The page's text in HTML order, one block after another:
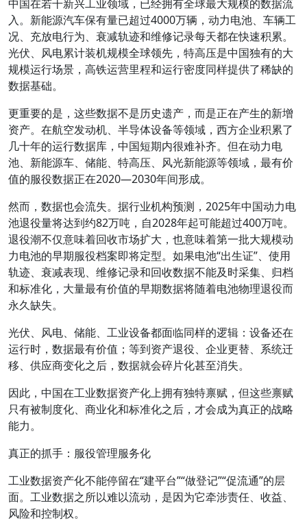
中国在若干新兴工业领域，已经拥有全球最大规模的数据流
入。新能源汽车保有量已超过4000万辆，动力电池、车辆工
况、充放电行为、衰减轨迹和维修记录每天都在快速积累。
光伏、风电累计装机规模全球领先，特高压是中国独有的大
规模运行场景，高铁运营里程和运行密度同样提供了稀缺的
数据基础。
更重要的是，这些数据不是历史遗产，而是正在产生的新增
资产。在航空发动机、半导体设备等领域，西方企业积累了
几十年的运行数据库，中国短期内很难补齐。但在动力电
池、新能源车、储能、特高压、风光新能源等领域，最有价
值的服役数据正在2020—2030年间形成。
然而，数据也会流失。据行业机构预测，2025年中国动力电
池退役量将达到约82万吨，自2028年起可能超过400万吨。
退役潮不仅意味着回收市场扩大，也意味着第一批大规模动
力电池的早期服役档案即将定型。如果电池“出生证”、使用
轨迹、衰减表现、维修记录和回收数据不能及时采集、归档
和标准化，大量最有价值的早期数据将随着电池物理退役而
永久缺失。
光伏、风电、储能、工业设备都面临同样的逻辑：设备还在
运行时，数据最有价值；等到资产退役、企业更替、系统迁
移、供应商变化之后，数据就会碎片化甚至消失。
因此，中国在工业数据资产化上拥有独特禀赋，但这些禀赋
只有被制度化、商业化和标准化之后，才会成为真正的战略
能力。
真正的抓手：服役管理服务化
工业数据资产化不能停留在“建平台”“做登记”“促流通”的层
面。工业数据之所以难以流动，是因为它牵涉责任、收益、
风险和控制权。